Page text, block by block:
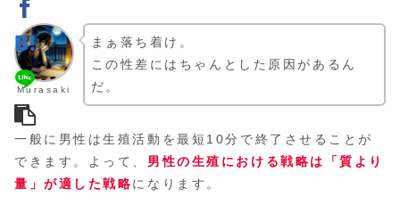
Murasaki
まぁ落ち着け。
この性差にはちゃんとした原因があるん
だ。
一般に男性は生殖活動を最短10分で終了させることが
できます。よって、 男性の生殖における戦略は「質より
量」が適した戦略になります。